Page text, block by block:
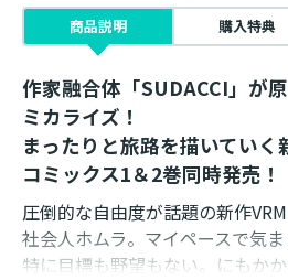
商品説明 購入特典
作家融合体「SUDACCI」が
ミカライズ！
まったりと旅路を描いていく
コミックス1＆2巻同時発売！
圧倒的な自由度が話題の新作
社会人ホムラ。マイペースで気ま
特に目標も野望もない。にもか